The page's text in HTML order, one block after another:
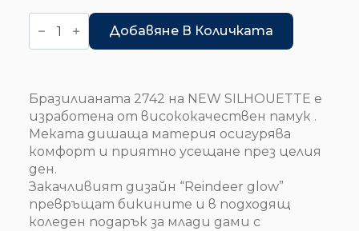
количество
за
Бразилиана
Добавяне В Количката
Бразилианaта 2742 на NEW SILHOUETTE e
изработена от висококачествен памук .
Меката дишаща материя осигурява
комфорт и приятно усещане през целия
ден.
Закачливият дизайн “Reindeer glow”
превръщат бикините и в подходящ
коледен подарък за млади дами с